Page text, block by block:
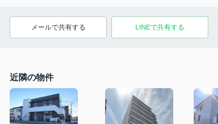
メールで共有する LINEで共有する
近隣の物件